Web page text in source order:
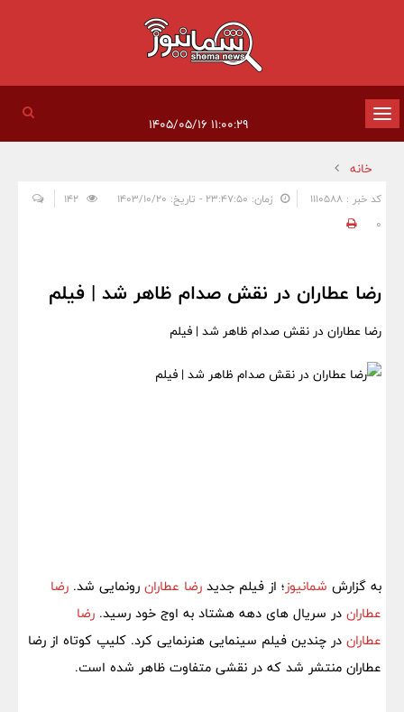
تغییر
وضعیت
ناوبری
۱۱:۰۰:۲۹ ۱۴۰۵/۰۵/۱۶
خانه
کد خبر : 1110588 زمان: ۲۳:۴۷:۵۰ - تاریخ: ۱۴۰۳/۱۰/۲۰
0
رضا عطاران در نقش صدام ظاهر شد | فیلم
رضا عطاران در نقش صدام ظاهر شد | فیلم
به گزارش شمانیوز؛ از فیلم جدید رضا عطاران رونمایی شد. رضا
عطاران در سریال های دهه هشتاد به اوج خود رسید. رضا
عطاران در چندین فیلم سینمایی هنرنمایی کرد. کلیپ کوتاه از رضا
عطاران منتشر شد که در نقشی متفاوت ظاهر شده است.